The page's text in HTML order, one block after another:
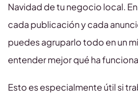
Navidad de tu negocio local.
cada publicación y cada
puedes agruparlo todo en un
entender mejor qué ha
Esto es especialmente útil si